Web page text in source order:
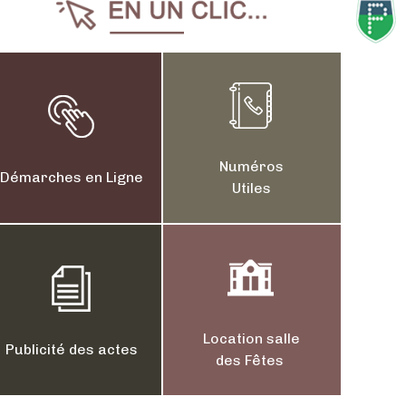
transports scolaires Reprise des activités
Démarches en Ligne
Numéros
Utiles
Publicité des actes
Location salle
des Fêtes